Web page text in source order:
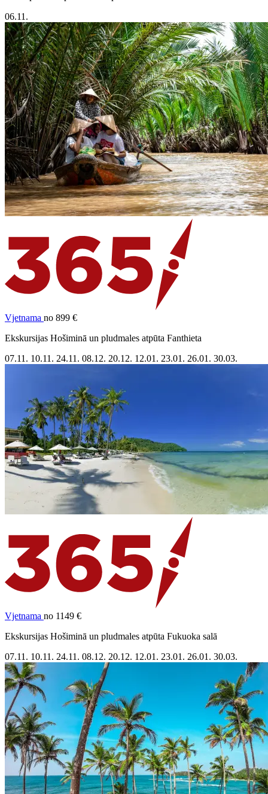
06.11.
Vjetnama no 899 €
Ekskursijas Hošiminā un pludmales atpūta Fanthieta
07.11. 10.11. 24.11. 08.12. 20.12. 12.01. 23.01. 26.01. 30.03.
Vjetnama no 1149 €
Ekskursijas Hošiminā un pludmales atpūta Fukuoka salā
07.11. 10.11. 24.11. 08.12. 20.12. 12.01. 23.01. 26.01. 30.03.